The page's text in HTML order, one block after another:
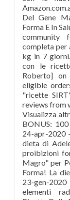
Del Gene
Forma E In
community
completa per
kg in 7
con le
Roberto] on
eligible
"ricette
reviews from
Visualizza
BONUS:
24-apr-2020
dieta di
proibizioni
Magro" per
Forma! La
23-gen-
elementi